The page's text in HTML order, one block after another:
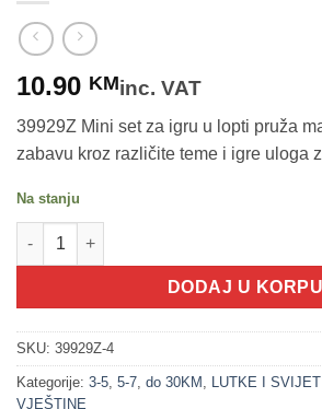
10.90 KMinc. VAT
39929Z Mini set za igru u lopti pruža
zabavu kroz različite teme i igre uloga
Na stanju
200313-4 KUPATILO plava - Mini set za
DODAJ U KORPU
SKU: 39929Z-4
Kategorije: 3-5 5-7 do 30KM LUTKE I
VJEŠTINE